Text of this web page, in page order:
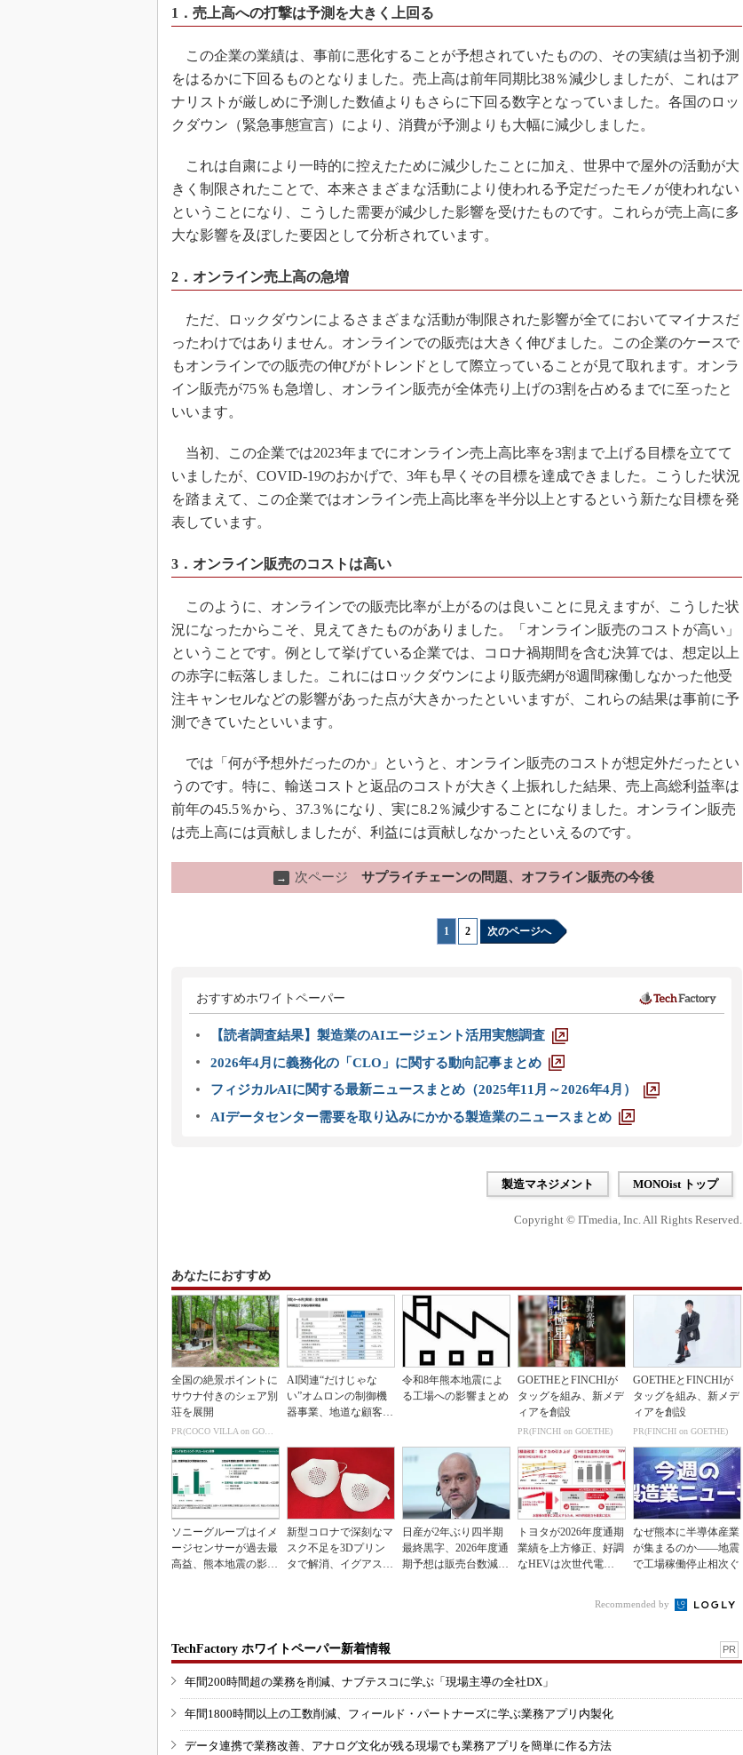
1．売上高への打撃は予測を大きく上回る
この企業の業績は、事前に悪化することが予想されていたものの、その実績は当初予測
をはるかに下回るものとなりました。売上高は前年同期比38％減少しましたが、これはア
ナリストが厳しめに予測した数値よりもさらに下回る数字となっていました。各国のロッ
クダウン（緊急事態宣言）により、消費が予測よりも大幅に減少しました。
これは自粛により一時的に控えたために減少したことに加え、世界中で屋外の活動が大
きく制限されたことで、本来さまざまな活動により使われる予定だったモノが使われない
ということになり、こうした需要が減少した影響を受けたものです。これらが売上高に多
大な影響を及ぼした要因として分析されています。
2．オンライン売上高の急増
ただ、ロックダウンによるさまざまな活動が制限された影響が全てにおいてマイナスだ
ったわけではありません。オンラインでの販売は大きく伸びました。この企業のケースで
もオンラインでの販売の伸びがトレンドとして際立っていることが見て取れます。オンラ
イン販売が75％も急増し、オンライン販売が全体売り上げの3割を占めるまでに至ったと
いいます。
当初、この企業では2023年までにオンライン売上高比率を3割まで上げる目標を立てて
いましたが、COVID-19のおかげで、3年も早くその目標を達成できました。こうした状況
を踏まえて、この企業ではオンライン売上高比率を半分以上とするという新たな目標を発
表しています。
3．オンライン販売のコストは高い
このように、オンラインでの販売比率が上がるのは良いことに見えますが、こうした状
況になったからこそ、見えてきたものがありました。「オンライン販売のコストが高い」
ということです。例として挙げている企業では、コロナ禍期間を含む決算では、想定以上
の赤字に転落しました。これにはロックダウンにより販売網が8週間稼働しなかった他受
注キャンセルなどの影響があった点が大きかったといいますが、これらの結果は事前に予
測できていたといいます。
では「何が予想外だったのか」というと、オンライン販売のコストが想定外だったとい
うのです。特に、輸送コストと返品のコストが大きく上振れした結果、売上高総利益率は
前年の45.5％から、37.3％になり、実に8.2％減少することになりました。オンライン販売
は売上高には貢献しましたが、利益には貢献しなかったといえるのです。
→ 次ページ サプライチェーンの問題、オフライン販売の今後
1 2 次のページへ
おすすめホワイトペーパー
【読者調査結果】製造業のAIエージェント活用実態調査
2026年4月に義務化の「CLO」に関する動向記事まとめ
フィジカルAIに関する最新ニュースまとめ（2025年11月～2026年4月）
AIデータセンター需要を取り込みにかかる製造業のニュースまとめ
製造マネジメント MONOist トップ
Copyright © ITmedia, Inc. All Rights Reserved.
あなたにおすすめ
全国の絶景ポイントに
サウナ付きのシェア別
荘を展開
PR(COCO VILLA on GOETHE)
AI関連“だけじゃな
い”オムロンの制御機
器事業、地道な顧客基
令和8年熊本地震によ
る工場への影響まとめ
GOETHEとFINCHIが
タッグを組み、新メデ
ィアを創設
PR(FINCHI on GOETHE)
GOETHEとFINCHIが
タッグを組み、新メデ
ィアを創設
PR(FINCHI on GOETHE)
ソニーグループはイメ
ージセンサーが過去最
高益、熊本地震の影響
新型コロナで深刻なマ
スク不足を3Dプリン
タで解消、イグアスが
日産が2年ぶり四半期
最終黒字、2026年度通
期予想は販売台数減も
トヨタが2026年度通期
業績を上方修正、好調
なHEVは次世代電池
なぜ熊本に半導体産業
が集まるのか――地震
で工場稼働停止相次ぐ
Recommended by
TechFactory ホワイトペーパー新着情報 PR
年間200時間超の業務を削減、ナブテスコに学ぶ「現場主導の全社DX」
年間1800時間以上の工数削減、フィールド・パートナーズに学ぶ業務アプリ内製化
データ連携で業務改善、アナログ文化が残る現場でも業務アプリを簡単に作る方法